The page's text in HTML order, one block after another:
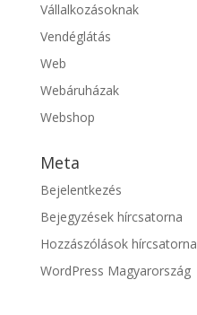
Vállalkozásoknak
Vendéglátás
Web
Webáruházak
Webshop
Meta
Bejelentkezés
Bejegyzések hírcsatorna
Hozzászólások hírcsatorna
WordPress Magyarország